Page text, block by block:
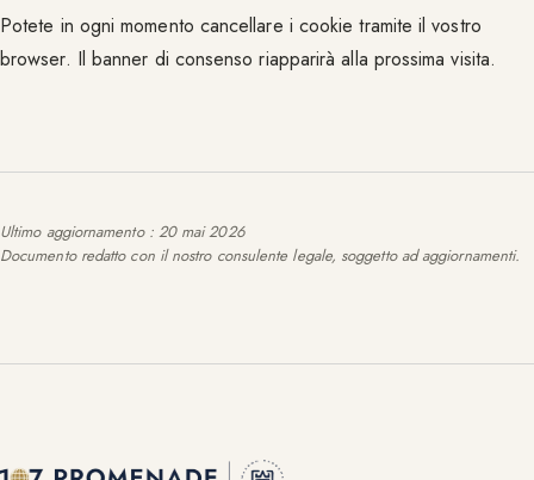
Potete in ogni momento cancellare i cookie tramite il vostro
browser. Il banner di consenso riapparirà alla prossima visita.
Ultimo aggiornamento: 20 mai 2026
Documento redatto con il nostro consulente legale, soggetto ad aggiornamenti.